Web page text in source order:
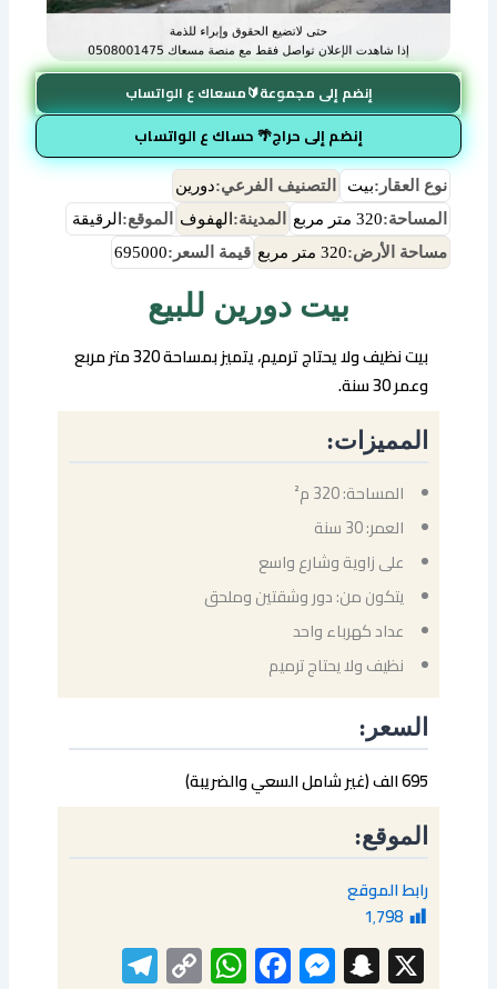
إنضم إلى مجموعة🔰مسعاك ع الواتساب
إنضم إلى حراج🌴 حساك ع الواتساب
نوع العقار:بيت التصنيف الفرعي:دورين
المساحة:320 متر مربع المدينة: الهفوف الموقع: الرقيقة
مساحة الأرض:320 متر مربع قيمة السعر:695000
بيت دورين للبيع
بيت نظيف ولا يحتاج ترميم، يتميز بمساحة 320 متر مربع
وعمر 30 سنة.
المميزات:
المساحة: 320 م²
العمر: 30 سنة
على زاوية وشارع واسع
يتكون من: دور وشقتين وملحق
عداد كهرباء واحد
نظيف ولا يحتاج ترميم
السعر:
695 الف (غير شامل السعي والضريبة)
الموقع:
رابط الموقع
1٬798
X
Snapchat
Messenger
Facebook
WhatsApp
Copy